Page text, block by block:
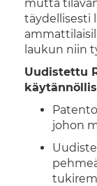
mutta
täydellisesti
laukun niin
Uudistettu
johon